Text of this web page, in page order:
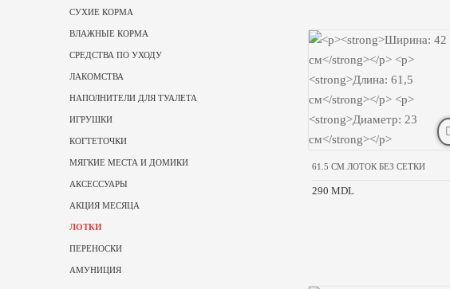
СУХИЕ КОРМА
ВЛАЖНЫЕ КОРМА
СРЕДСТВА ПО УХОДУ
ЛАКОМСТВА
НАПОЛНИТЕЛИ ДЛЯ ТУАЛЕТА
ИГРУШКИ
КОГТЕТОЧКИ
МЯГКИЕ МЕСТА И ДОМИКИ
АКСЕССУАРЫ
АКЦИЯ МЕСЯЦА
ЛОТКИ
ПЕРЕНОСКИ
АМУНИЦИЯ
61.5 CM ЛОТОК БЕЗ СЕТКИ
290 MDL